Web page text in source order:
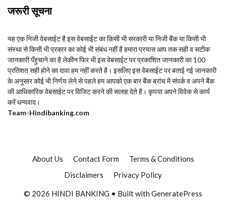
जरूरी सूचना
यह एक निजी वेबसाईट है इस वेबसाईट का किसी भी सरकारी या निजी बैंक या किसी भी
संस्था से किसी भी प्रकार का कोई भी संबंध नहीं है हमारा प्रयास आप तक सही व सटीक
जानकारी पँहुचाने का है लेकीन फिर भी इस वेबसाईट पर प्रकाशित जानकारी का 100
प्रतिशत सही होने का दावा हम नहीं करते है। इसलिए इस वेबसाईट पर बताई गई जानकारी
के अनुसार कोई भी निर्णय लेने से पहले हम आपको एक बार बैंक ब्रांच में संपर्क व अपने बैंक
की आधिकारिक वेबसाईट पर विजिट करने की सलाह देते है। कृपया अपने विवेक से कार्य
करें धन्यवाद।
Team-Hindibanking.com
About Us Contact Form
Terms & Conditions
Disclaimers
Privacy Policy
© 2026 HINDI BANKING • Built with GeneratePress